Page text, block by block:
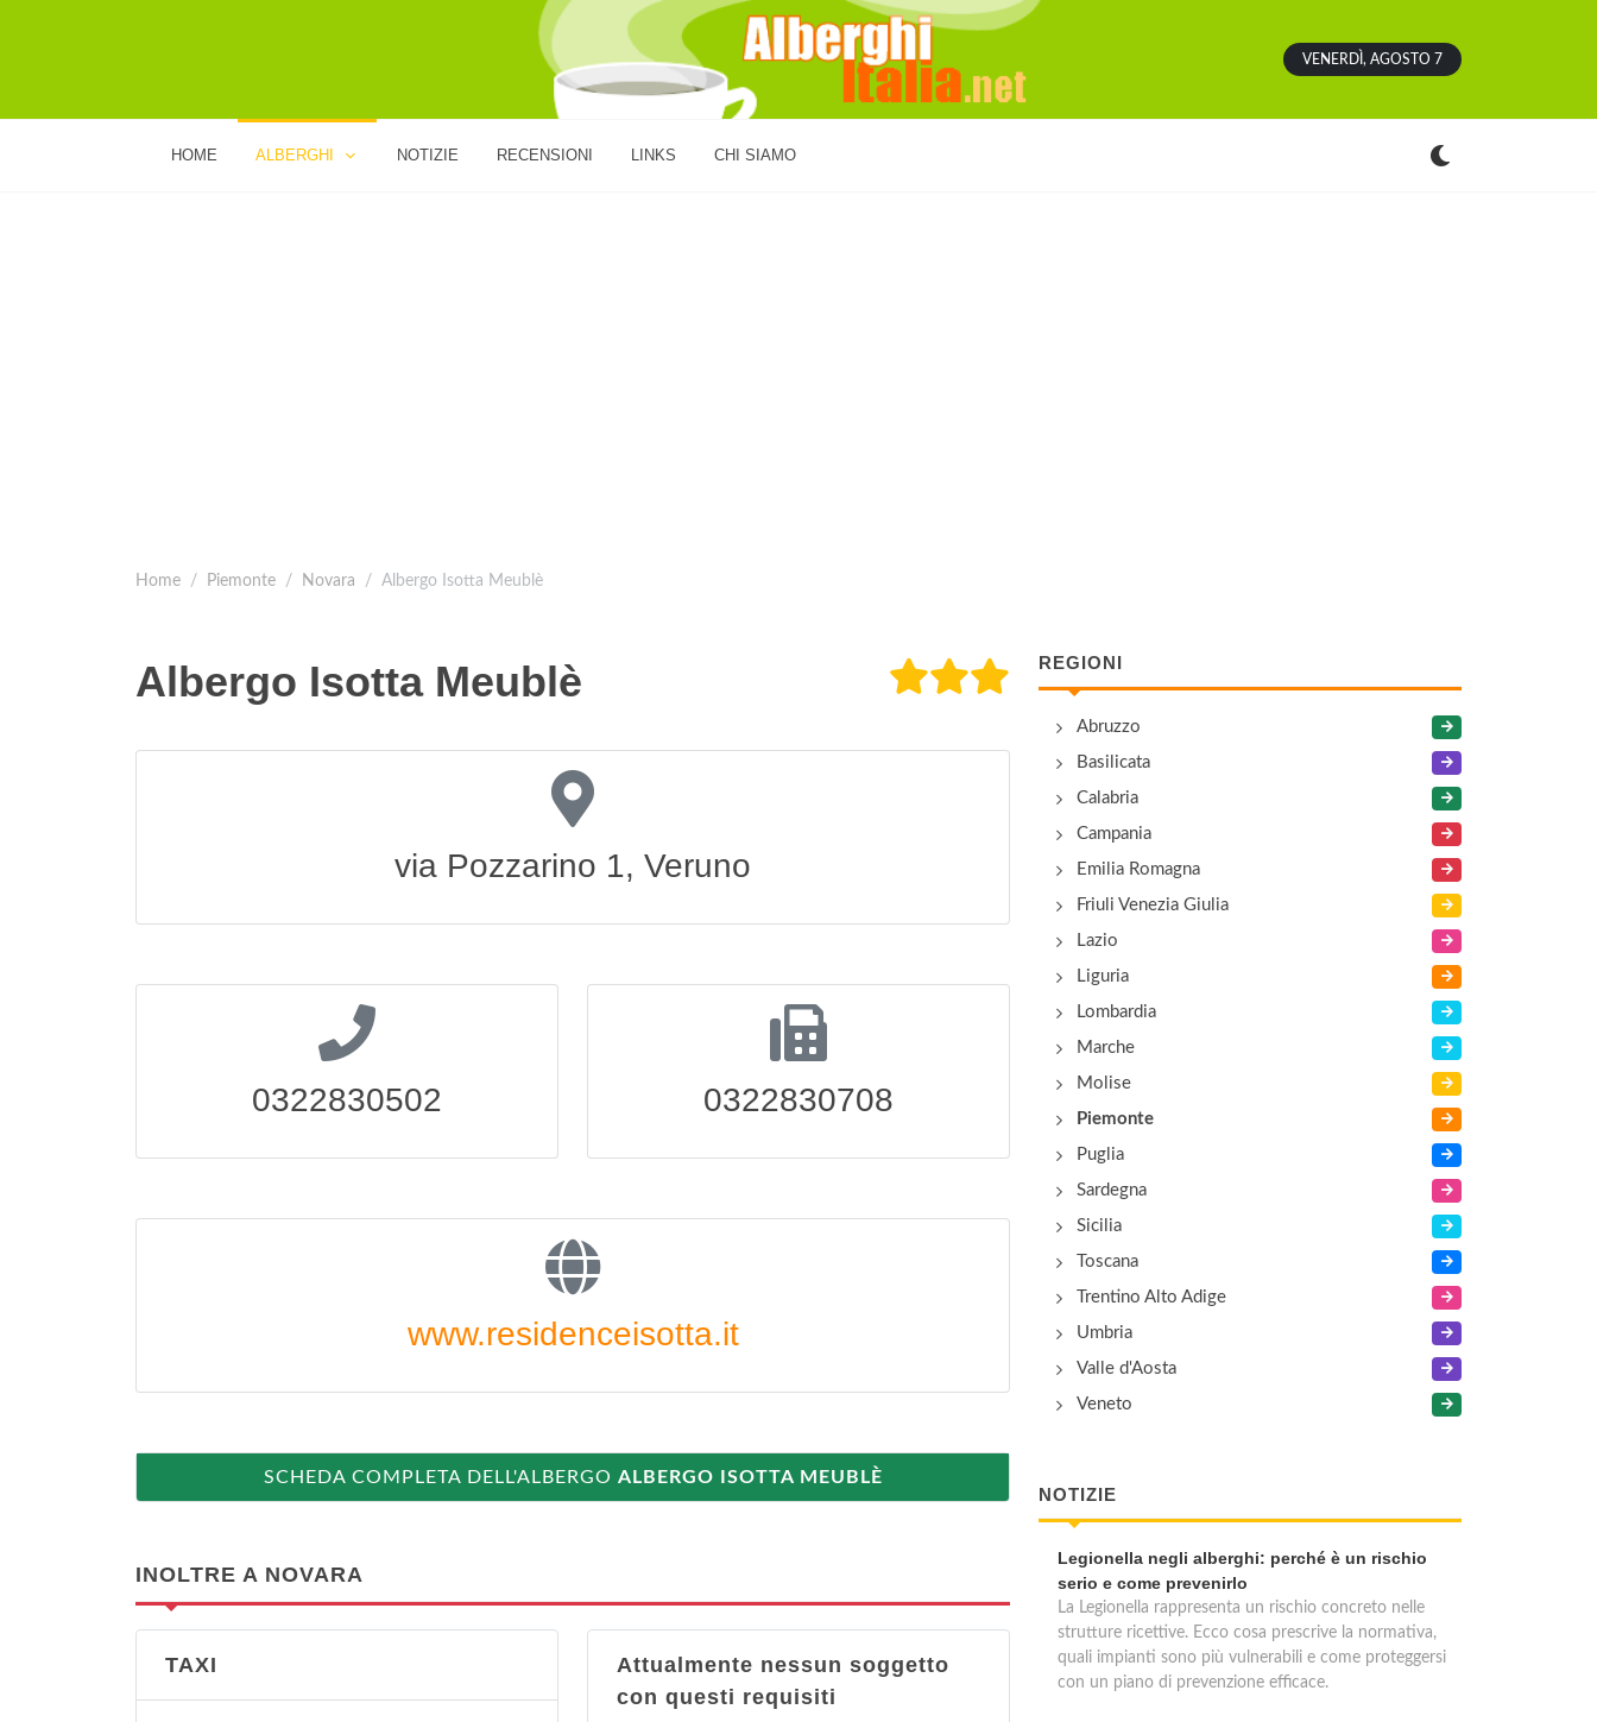
VENERDÌ, AGOSTO 7
HOME ALBERGHI NOTIZIE RECENSIONI LINKS CHI SIAMO
Home Piemonte Novara Albergo Isotta Meublè
Albergo Isotta Meublè
via Pozzarino 1, Veruno
0322830502 0322830708
www.residenceisotta.it
SCHEDA COMPLETA DELL'ALBERGO ALBERGO ISOTTA MEUBLÈ
INOLTRE A NOVARA
TAXI
Attualmente nessun soggetto
con questi requisiti
REGIONI
Abruzzo
Basilicata
Calabria
Campania
Emilia Romagna
Friuli Venezia Giulia
Lazio
Liguria
Lombardia
Marche
Molise
Piemonte
Puglia
Sardegna
Sicilia
Toscana
Trentino Alto Adige
Umbria
Valle d'Aosta
Veneto
NOTIZIE
Legionella negli alberghi: perché è un rischio
serio e come prevenirlo
La Legionella rappresenta un rischio concreto nelle
strutture ricettive. Ecco cosa prescrive la normativa,
quali impianti sono più vulnerabili e come proteggersi
con un piano di prevenzione efficace.